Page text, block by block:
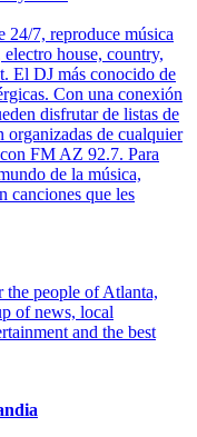
7, reproduce música
house, country,
El DJ más conocido de
Con una conexión
disfrutar de listas de
de cualquier
FM AZ 92.7. Para
de la música,
canciones que les
the people of Atlanta,
of news, local
and the best